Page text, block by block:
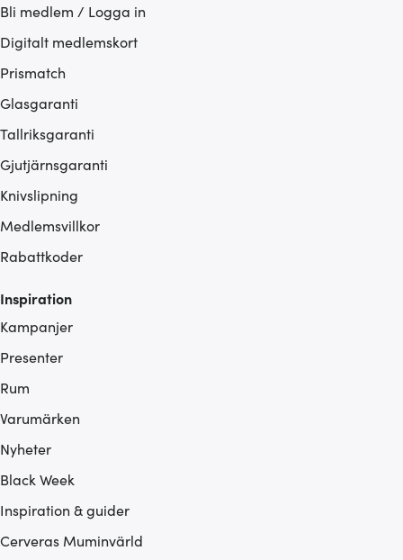
Bli medlem / Logga in
Digitalt medlemskort
Prismatch
Glasgaranti
Tallriksgaranti
Gjutjärnsgaranti
Knivslipning
Medlemsvillkor
Rabattkoder
Inspiration
Kampanjer
Presenter
Rum
Varumärken
Nyheter
Black Week
Inspiration & guider
Cerveras Muminvärld